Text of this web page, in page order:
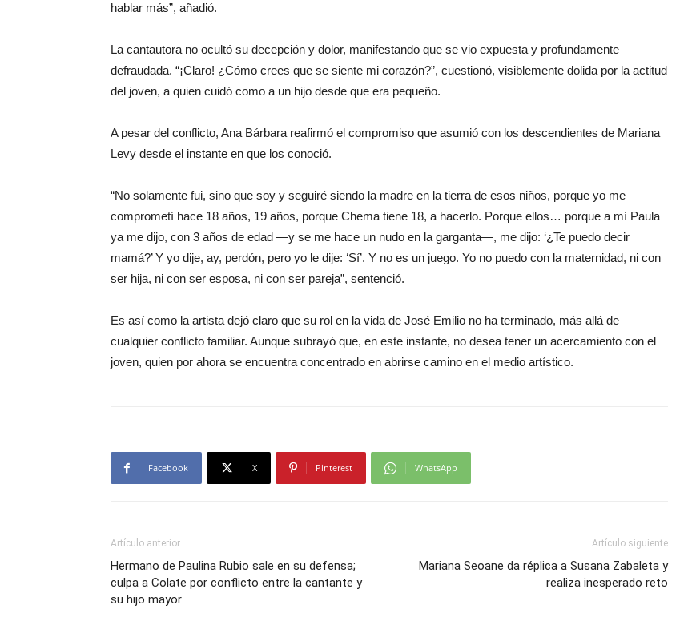
hablar más”, añadió.
La cantautora no ocultó su decepción y dolor, manifestando que se vio expuesta y profundamente
defraudada. “¡Claro! ¿Cómo crees que se siente mi corazón?”, cuestionó, visiblemente dolida por la actitud
del joven, a quien cuidó como a un hijo desde que era pequeño.
A pesar del conflicto, Ana Bárbara reafirmó el compromiso que asumió con los descendientes de Mariana
Levy desde el instante en que los conoció.
“No solamente fui, sino que soy y seguiré siendo la madre en la tierra de esos niños, porque yo me
comprometí hace 18 años, 19 años, porque Chema tiene 18, a hacerlo. Porque ellos… porque a mí Paula
ya me dijo, con 3 años de edad —y se me hace un nudo en la garganta—, me dijo: ‘¿Te puedo decir
mamá?’ Y yo dije, ay, perdón, pero yo le dije: ‘Sí’. Y no es un juego. Yo no puedo con la maternidad, ni con
ser hija, ni con ser esposa, ni con ser pareja”, sentenció.
Es así como la artista dejó claro que su rol en la vida de José Emilio no ha terminado, más allá de
cualquier conflicto familiar. Aunque subrayó que, en este instante, no desea tener un acercamiento con el
joven, quien por ahora se encuentra concentrado en abrirse camino en el medio artístico.
Facebook X Pinterest WhatsApp
Artículo anterior
Hermano de Paulina Rubio sale en su defensa;
culpa a Colate por conflicto entre la cantante y
su hijo mayor
Artículo siguiente
Mariana Seoane da réplica a Susana Zabaleta y
realiza inesperado reto